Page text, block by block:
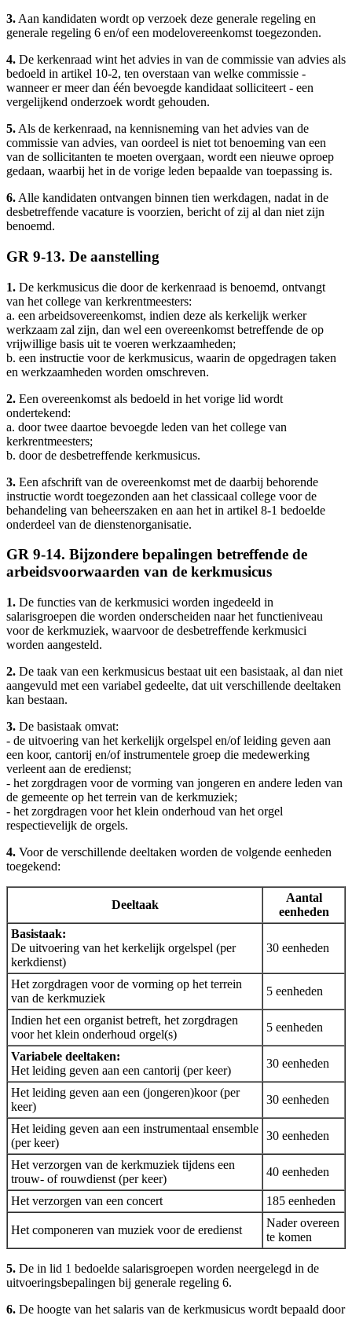
3. Aan kandidaten wordt op verzoek deze generale regeling en
generale regeling 6 en/of een modelovereenkomst toegezonden.
4. De kerkenraad wint het advies in van de commissie van advies als
bedoeld in artikel 10-2, ten overstaan van welke commissie -
wanneer er meer dan één bevoegde kandidaat solliciteert - een
vergelijkend onderzoek wordt gehouden.
5. Als de kerkenraad, na kennisneming van het advies van de
commissie van advies, van oordeel is niet tot benoeming van een
van de sollicitanten te moeten overgaan, wordt een nieuwe oproep
gedaan, waarbij het in de vorige leden bepaalde van toepassing is.
6. Alle kandidaten ontvangen binnen tien werkdagen, nadat in de
desbetreffende vacature is voorzien, bericht of zij al dan niet zijn
benoemd.
GR 9-13. De aanstelling
1. De kerkmusicus die door de kerkenraad is benoemd, ontvangt
van het college van kerkrentmeesters:
a. een arbeidsovereenkomst, indien deze als kerkelijk werker
werkzaam zal zijn, dan wel een overeenkomst betreffende de op
vrijwillige basis uit te voeren werkzaamheden;
b. een instructie voor de kerkmusicus, waarin de opgedragen taken
en werkzaamheden worden omschreven.
2. Een overeenkomst als bedoeld in het vorige lid wordt
ondertekend:
a. door twee daartoe bevoegde leden van het college van
kerkrentmeesters;
b. door de desbetreffende kerkmusicus.
3. Een afschrift van de overeenkomst met de daarbij behorende
instructie wordt toegezonden aan het classicaal college voor de
behandeling van beheerszaken en aan het in artikel 8-1 bedoelde
onderdeel van de dienstenorganisatie.
GR 9-14. Bijzondere bepalingen betreffende de
arbeidsvoorwaarden van de kerkmusicus
1. De functies van de kerkmusici worden ingedeeld in
salarisgroepen die worden onderscheiden naar het functieniveau
voor de kerkmuziek, waarvoor de desbetreffende kerkmusici
worden aangesteld.
2. De taak van een kerkmusicus bestaat uit een basistaak, al dan niet
aangevuld met een variabel gedeelte, dat uit verschillende deeltaken
kan bestaan.
3. De basistaak omvat:
- de uitvoering van het kerkelijk orgelspel en/of leiding geven aan
een koor, cantorij en/of instrumentele groep die medewerking
verleent aan de eredienst;
- het zorgdragen voor de vorming van jongeren en andere leden van
de gemeente op het terrein van de kerkmuziek;
- het zorgdragen voor het klein onderhoud van het orgel
respectievelijk de orgels.
4. Voor de verschillende deeltaken worden de volgende eenheden
toegekend:
Deeltaak
Aantal
eenheden
Basistaak:
De uitvoering van het kerkelijk orgelspel (per
kerkdienst)
30 eenheden
Het zorgdragen voor de vorming op het terrein
van de kerkmuziek
5 eenheden
Indien het een organist betreft, het zorgdragen
voor het klein onderhoud orgel(s)
5 eenheden
Variabele deeltaken:
Het leiding geven aan een cantorij (per keer)
30 eenheden
Het leiding geven aan een (jongeren)koor (per
keer)
30 eenheden
Het leiding geven aan een instrumentaal ensemble
(per keer)
30 eenheden
Het verzorgen van de kerkmuziek tijdens een
trouw- of rouwdienst (per keer)
40 eenheden
Het verzorgen van een concert 185 eenheden
Het componeren van muziek voor de eredienst
Nader overeen
te komen
5. De in lid 1 bedoelde salarisgroepen worden neergelegd in de
uitvoeringsbepalingen bij generale regeling 6.
6. De hoogte van het salaris van de kerkmusicus wordt bepaald door